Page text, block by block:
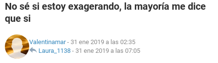
FAMILIA
NUTRICIÓN
No sé si estoy exagerando, la mayoría me dice
que si
Valentinamar- 31 ene 2019 a las 02:35
Laura_1138 - 31 ene 2019 a las 07:05